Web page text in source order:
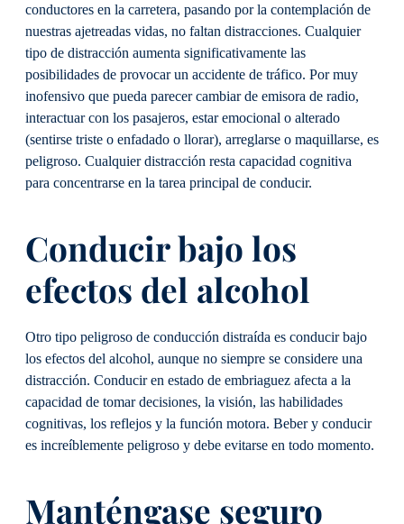
conductores en la carretera, pasando por la contemplación de
nuestras ajetreadas vidas, no faltan distracciones. Cualquier
tipo de distracción aumenta significativamente las
posibilidades de provocar un accidente de tráfico. Por muy
inofensivo que pueda parecer cambiar de emisora de radio,
interactuar con los pasajeros, estar emocional o alterado
(sentirse triste o enfadado o llorar), arreglarse o maquillarse, es
peligroso. Cualquier distracción resta capacidad cognitiva
para concentrarse en la tarea principal de conducir.
Conducir bajo los
efectos del alcohol
Otro tipo peligroso de conducción distraída es conducir bajo
los efectos del alcohol, aunque no siempre se considere una
distracción. Conducir en estado de embriaguez afecta a la
capacidad de tomar decisiones, la visión, las habilidades
cognitivas, los reflejos y la función motora. Beber y conducir
es increíblemente peligroso y debe evitarse en todo momento.
Manténgase seguro